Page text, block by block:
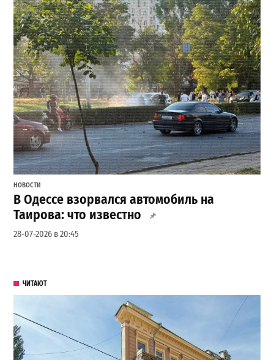
НОВОСТИ
В Одессе взорвался автомобиль на
Таирова: что известно
28-07-2026 в 20:45
ЧИТАЮТ